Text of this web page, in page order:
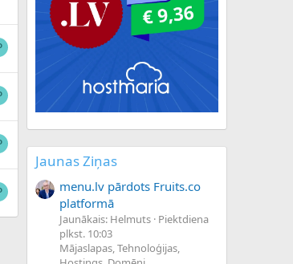
Jaunas Ziņas
menu.lv pārdots Fruits.co
platformā
Jaunākais: Helmuts Piektdiena
plkst. 10:03
Mājaslapas, Tehnoloģijas,